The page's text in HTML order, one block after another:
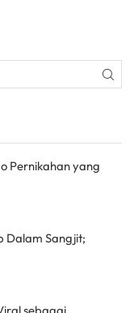
Pernikahan yang
Dalam Sangjit;